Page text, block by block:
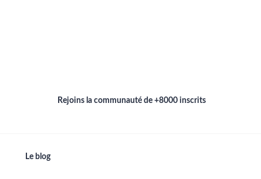
Rejoins la communauté de +8000 inscrits
Le blog